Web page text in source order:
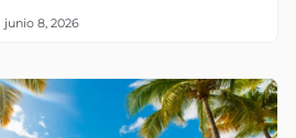
junio 8, 2026